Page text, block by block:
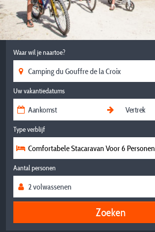
Waar wil je naartoe?
Uw vakantiedatums
Type verblijf
Comfortabele Stacaravan Voor 6 Personen
Aantal personen
Zoeken